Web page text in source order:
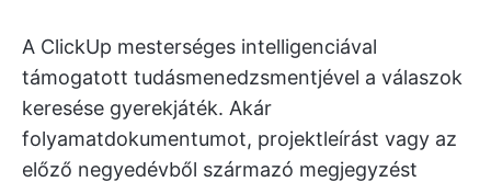
A ClickUp mesterséges intelligenciával
támogatott tudásmenedzsmentjével a válaszok
keresése gyerekjáték. Akár
folyamatdokumentumot, projektleírást vagy az
előző negyedévből származó megjegyzést